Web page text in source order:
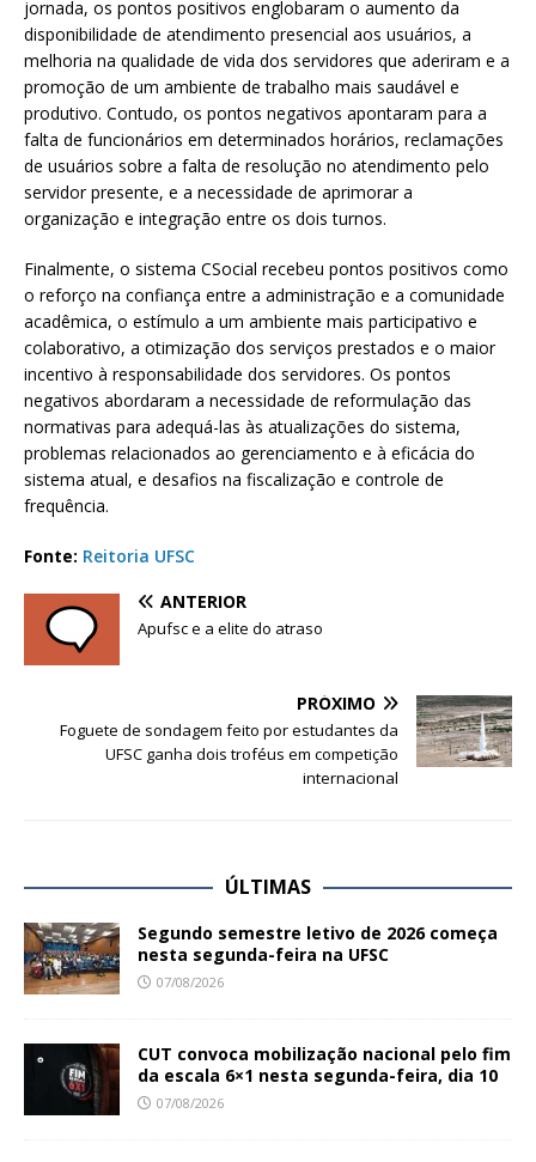
jornada, os pontos positivos englobaram o aumento da
disponibilidade de atendimento presencial aos usuários, a
melhoria na qualidade de vida dos servidores que aderiram e a
promoção de um ambiente de trabalho mais saudável e
produtivo. Contudo, os pontos negativos apontaram para a
falta de funcionários em determinados horários, reclamações
de usuários sobre a falta de resolução no atendimento pelo
servidor presente, e a necessidade de aprimorar a
organização e integração entre os dois turnos.
Finalmente, o sistema CSocial recebeu pontos positivos como
o reforço na confiança entre a administração e a comunidade
acadêmica, o estímulo a um ambiente mais participativo e
colaborativo, a otimização dos serviços prestados e o maior
incentivo à responsabilidade dos servidores. Os pontos
negativos abordaram a necessidade de reformulação das
normativas para adequá-las às atualizações do sistema,
problemas relacionados ao gerenciamento e à eficácia do
sistema atual, e desafios na fiscalização e controle de
frequência.
Fonte: Reitoria UFSC
ANTERIOR
Apufsc e a elite do atraso
PRÓXIMO
Foguete de sondagem feito por estudantes da
UFSC ganha dois troféus em competição
internacional
ÚLTIMAS
Segundo semestre letivo de 2026 começa
nesta segunda-feira na UFSC
07/08/2026
CUT convoca mobilização nacional pelo fim
da escala 6×1 nesta segunda-feira, dia 10
07/08/2026